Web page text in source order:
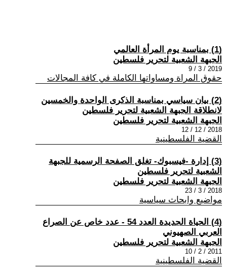
(1) بمناسبة يوم المرأة العالمي
الجبهة الشعبية لتحرير فلسطين
2019 / 3 / 9
حقوق المراة ومساواتها الكاملة في كافة المجالات
(2) بيان سياسي بمناسبة الذكرى الواحدة والخمسين
لانطلاقة الجبهة الشعبية لتحرير فلسطين
الجبهة الشعبية لتحرير فلسطين
2018 / 12 / 12
القضية الفلسطينية
(3) إدارة -فيسبوك- تغلق الصفحة الرسمية للجبهة
الشعبية لتحرير فلسطين
الجبهة الشعبية لتحرير فلسطين
2018 / 3 / 23
مواضيع وابحاث سياسية
(4) الحياة الجديدة العدد 54 - عدد خاص عن الصراع
العربي الصهيوني
الجبهة الشعبية لتحرير فلسطين
2011 / 2 / 10
القضية الفلسطينية